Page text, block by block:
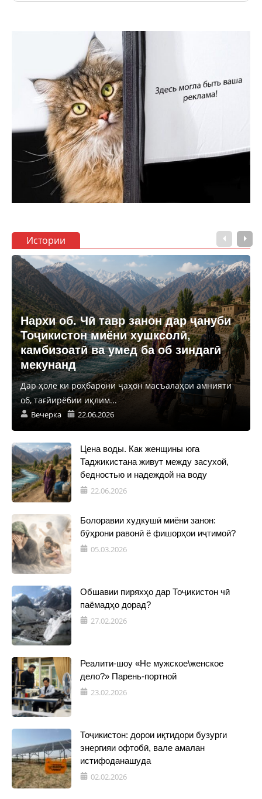
Истории
Нархи об. Чӣ тавр занон дар ҷануби
Тоҷикистон миёни хушксолӣ,
камбизоатӣ ва умед ба об зиндагӣ
мекунанд
Дар ҳоле ки роҳбарони ҷаҳон масъалаҳои амнияти
об, тағйирёбии иқлим...
Вечерка 22.06.2026
Цена воды. Как женщины юга
Таджикистана живут между засухой,
бедностью и надеждой на воду
22.06.2026
Болоравии худкушӣ миёни занон:
бӯҳрони равонӣ ё фишорҳои иҷтимоӣ?
05.03.2026
Обшавии пиряхҳо дар Тоҷикистон чӣ
паёмадҳо дорад?
27.02.2026
Реалити-шоу «Не мужское\женское
дело?» Парень-портной
23.02.2026
Тоҷикистон: дорои иқтидори бузурги
энергияи офтобӣ, вале амалан
истифоданашуда
02.02.2026